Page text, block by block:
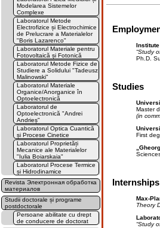
Modelarea Sistemelor
Complexe
Laboratorul Metode
Electrofizice și Electrochimice
de Prelucrare a Materialelor
"Boris Lazarenco"
Laboratorul Materiale pentru
Fotovoltaică și Fotonică
Laboratorul Metode Fizice de
Studiere a Solidului "Tadeusz
Malinowski"
Laboratorul Materiale
Organice/Anorganice în
Optoelectronică
Laboratorul de
Optoelectronică "Andrei
Andrieș"
Laboratorul Optica Cuantică
și Procese Cinetice
Laboratorul Proprietăți
Mecanice ale Materialelor
"Iulia Boiarskaia"
Laboratorul Procese Termice
și Hidrodinamice
Revista Электронная обработка
материалов
Studii doctorale și programe
postdoctorale
Persoane abilitate cu drept
de conducere de doctorat
“Study
Ph.D.
Studies
Master
(in
First
Internships
Max-
Theory
“Study